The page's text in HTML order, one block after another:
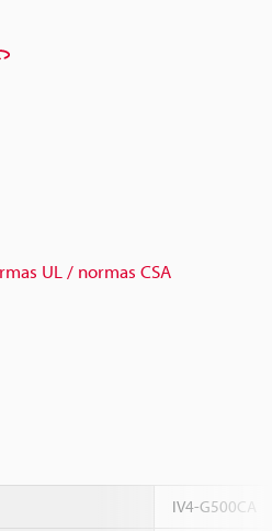
UL / normas CSA
IV4-G500CA